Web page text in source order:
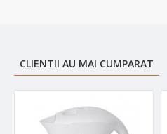
CLIENTII AU MAI CUMPARAT